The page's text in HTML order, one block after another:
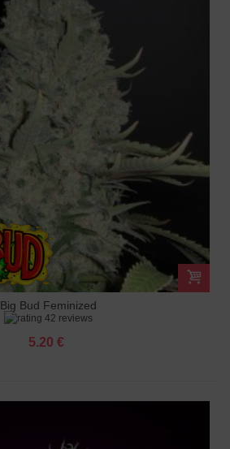
Big Bud Feminized
42 reviews
5.20 €